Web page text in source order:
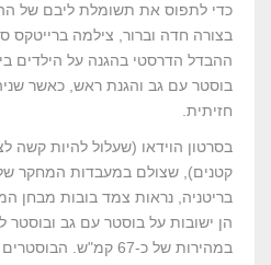
כדי לתפוס את תשומלת ליבם של
בצורה חדה וברור, צילמה ברייטקס
ההבדל הדרסטי בהגנה על הילדים
בוסטר עם גב והגנת ראש, כאשר
חזיתית.
בסרטון הוידאו (שעלול להיות קשה
קטנים), שצולם במעבדות המחקר של
הן ישובות על בוסטר עם גב ובוסטר